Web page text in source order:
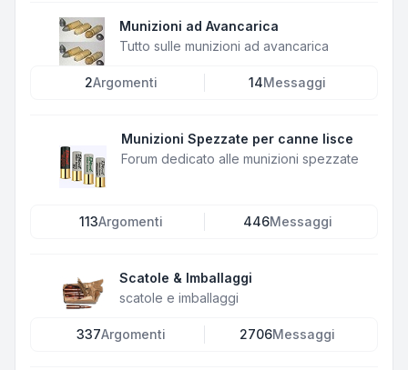
Munizioni ad Avancarica
Tutto sulle munizioni ad avancarica
2Argomenti 14Messaggi
Munizioni Spezzate per canne lisce
Forum dedicato alle munizioni spezzate
113Argomenti 446Messaggi
Scatole & Imballaggi
scatole e imballaggi
337Argomenti 2706Messaggi